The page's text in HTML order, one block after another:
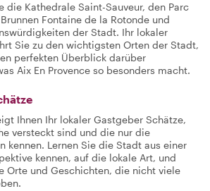
die Kathedrale Saint-Sauveur, den Parc
Fontaine de la Rotonde und
der Stadt. Ihr lokaler
Sie zu den wichtigsten Orten der Stadt,
perfekten Überblick darüber
Aix En Provence so besonders macht.
Ihnen Ihr lokaler Gastgeber Schätze,
versteckt sind und die nur die
kennen. Lernen Sie die Stadt aus einer
kennen, auf die lokale Art, und
Orte und Geschichten, die nicht viele